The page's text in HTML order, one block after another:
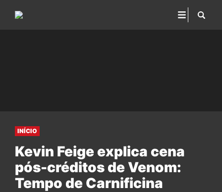
INÍCIO
Kevin Feige explica cena
pós-créditos de Venom:
Tempo de Carnificina